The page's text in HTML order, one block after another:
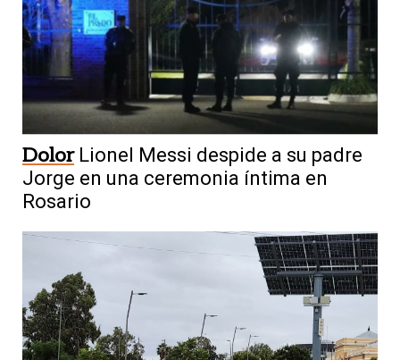
Dolor Lionel Messi despide a su padre
Jorge en una ceremonia íntima en
Rosario